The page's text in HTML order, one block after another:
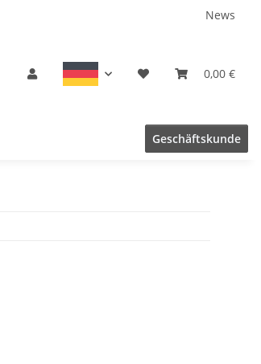
News
0,00 €
Geschäftskunde